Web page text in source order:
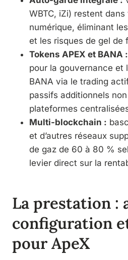
WBTC, iZi) restent
numérique, éliminant
et les risques de gel de
Tokens APEX et BANA :
pour la gouvernance et
BANA via le trading
passifs additionnels
plateformes
Multi-blockchain :
et d’autres réseaux
de gaz de 60 à 80 %
levier direct sur la
La prestation :
configuration
pour ApeX